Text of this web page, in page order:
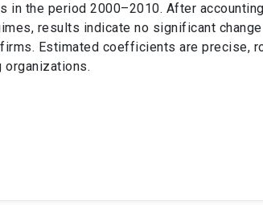
in the period 2000–2010. After
results indicate no significant
Estimated coefficients are precise,